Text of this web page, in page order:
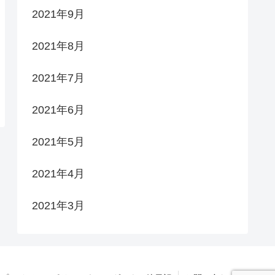
2021年9月
2021年8月
2021年7月
2021年6月
2021年5月
2021年4月
2021年3月